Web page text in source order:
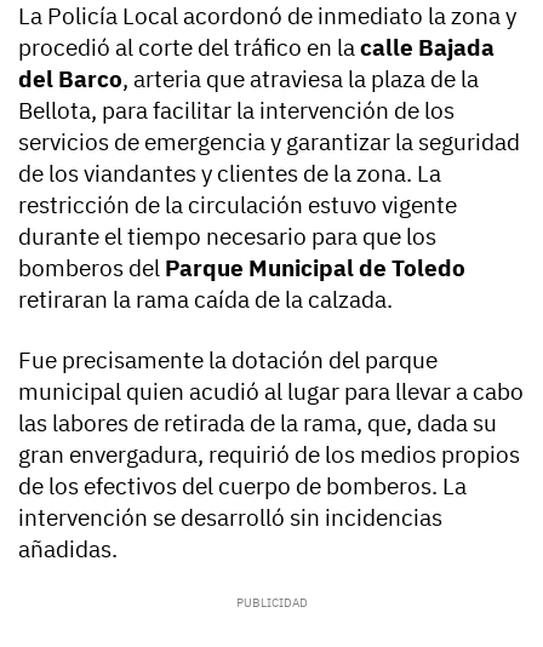
La Policía Local acordonó de inmediato la zona y
procedió al corte del tráfico en lacalle Bajada
del Barco, arteria que atraviesa la plaza de la
Bellota, para facilitar la intervención de los
servicios de emergencia y garantizar la seguridad
de los viandantes y clientes de la zona. La
restricción de la circulación estuvo vigente
durante el tiempo necesario para que los
bomberos del Parque Municipal de Toledo
retiraran la rama caída de la calzada.
Fue precisamente la dotación del parque
municipal quien acudió al lugar para llevar a cabo
las labores de retirada de la rama, que, dada su
gran envergadura, requirió de los medios propios
de los efectivos del cuerpo de bomberos. La
intervención se desarrolló sin incidencias
añadidas.